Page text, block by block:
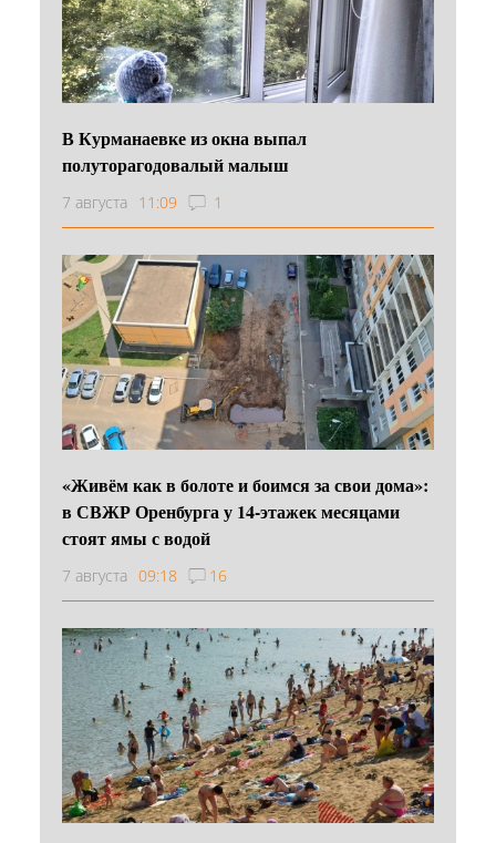
В Курманаевке из окна выпал
полуторагодовалый малыш
7 августа 11:09 1
«Живём как в болоте и боимся за свои дома»:
в СВЖР Оренбурга у 14-этажек месяцами
стоят ямы с водой
7 августа 09:18 16